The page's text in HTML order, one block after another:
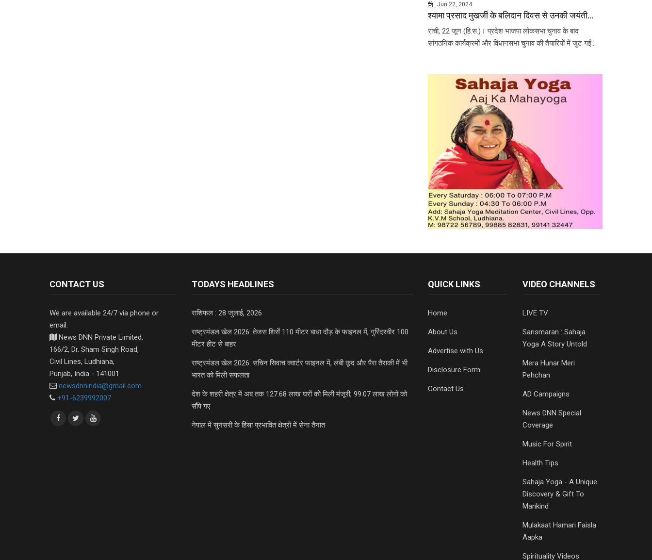
Jun 22, 2024
श्यामा प्रसाद मुखर्जी के बलिदान दिवस से उनकी जयंती...
रांची, 22 जून (हि.स.)। प्रदेश भाजपा लोकसभा चुनाव के बाद
सांगठनिक कार्यक्रमों और विधानसभा चुनाव की तैयारियों में जुट गई...
CONTACT US
We are available 24/7 via phone or
email.
News DNN Private Limited,
166/2, Dr. Sham Singh Road,
Civil Lines, Ludhiana,
Punjab, India - 141001
newsdnnindia@gmail.com
+91-6239992007
TODAYS HEADLINES
राशिफल : 28 जुलाई, 2026
राष्ट्रमंडल खेल 2026: तेजस शिर्से 110 मीटर बाधा दौड़ के फाइनल में, गुरिंदरवीर 100
मीटर हीट से बाहर
राष्ट्रमंडल खेल 2026: सचिन सिवाच क्वार्टर फाइनल में, लंबी कूद और पैरा तैराकी में भी
भारत को मिली सफलता
देश के शहरी क्षेत्र में अब तक 127.68 लाख घरों को मिली मंजूरी, 99.07 लाख लोगों को
सौंपे गए
नेपाल में सुनसरी के हिंसा प्रभावित क्षेत्रों में सेना तैनात
QUICK LINKS
Home
About Us
Advertise with Us
Disclosure Form
Contact Us
VIDEO CHANNELS
LIVE TV
Sansmaran : Sahaja
Yoga A Story Untold
Mera Hunar Meri
Pehchan
AD Campaigns
News DNN Special
Coverage
Music For Spirit
Health Tips
Sahaja Yoga - A Unique
Discovery & Gift To
Mankind
Mulakaat Hamari Faisla
Aapka
Spirituality Videos